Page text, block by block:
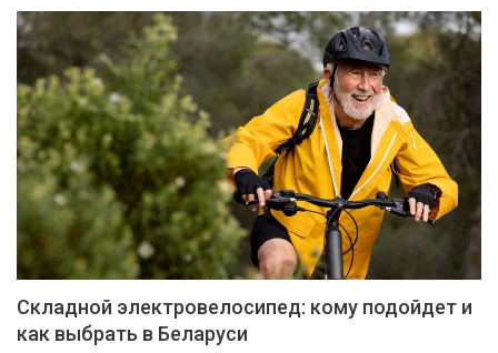
Складной электровелосипед: кому подойдет и
как выбрать в Беларуси